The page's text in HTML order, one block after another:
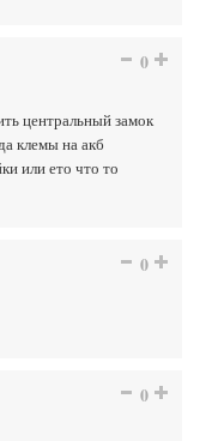
0
центральный замок
клемы на акб
или ето что то
0
0